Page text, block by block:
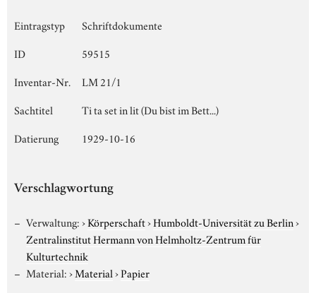
Eintragstyp
Schriftdokumente
ID
59515
Inventar-Nr.
LM 21/1
Sachtitel
Ti ta set in lit (Du bist im Bett...)
Datierung
1929-10-16
Verschlagwortung
Verwaltung:›Körperschaft›Humboldt-Universität zu Berlin›
Zentralinstitut Hermann von Helmholtz-Zentrum für
Kulturtechnik
Material:›Material›Papier